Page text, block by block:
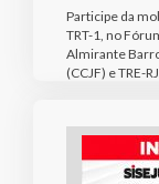
Participe da
TRT-1, no
Almirante
(CCJF) e TRE-